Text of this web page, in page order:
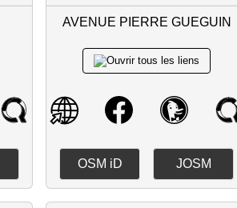
AVENUE PIERRE GUEGUIN
OSM iD JOSM